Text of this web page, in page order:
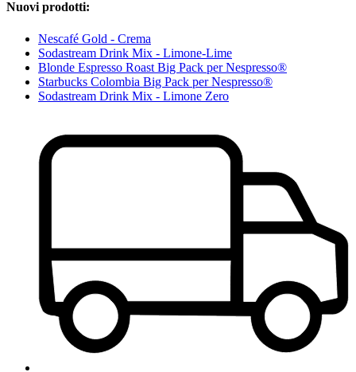
Nuovi prodotti:
Nescafé Gold - Crema
Sodastream Drink Mix - Limone-Lime
Blonde Espresso Roast Big Pack per Nespresso®
Starbucks Colombia Big Pack per Nespresso®
Sodastream Drink Mix - Limone Zero